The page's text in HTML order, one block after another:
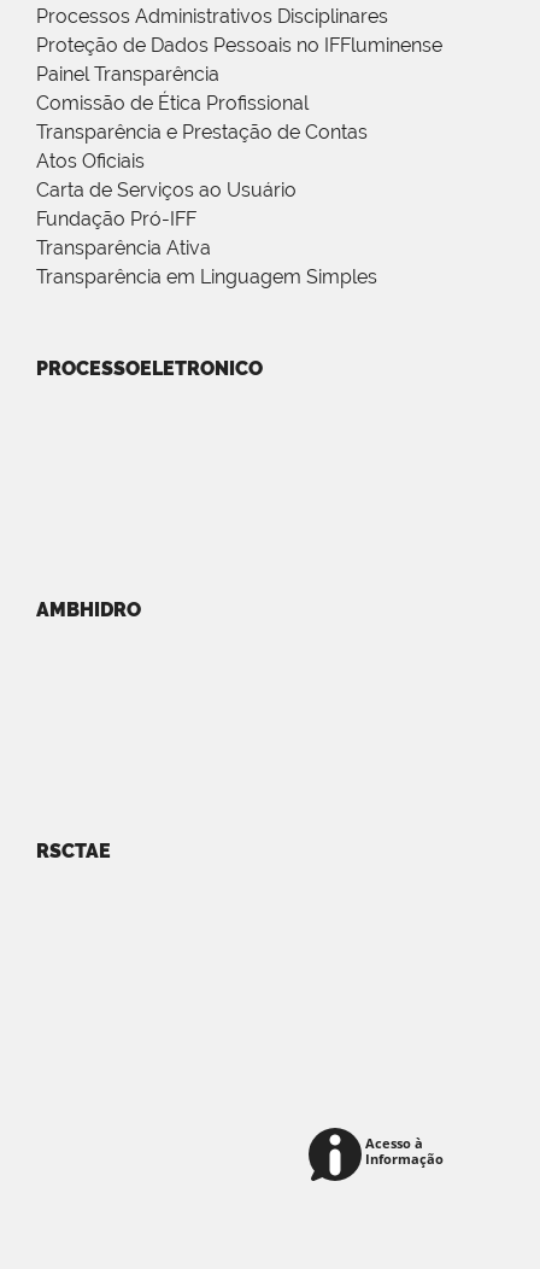
Processos Administrativos Disciplinares
Proteção de Dados Pessoais no IFFluminense
Painel Transparência
Comissão de Ética Profissional
Transparência e Prestação de Contas
Atos Oficiais
Carta de Serviços ao Usuário
Fundação Pró-IFF
Transparência Ativa
Transparência em Linguagem Simples
PROCESSOELETRONICO
AMBHIDRO
RSCTAE